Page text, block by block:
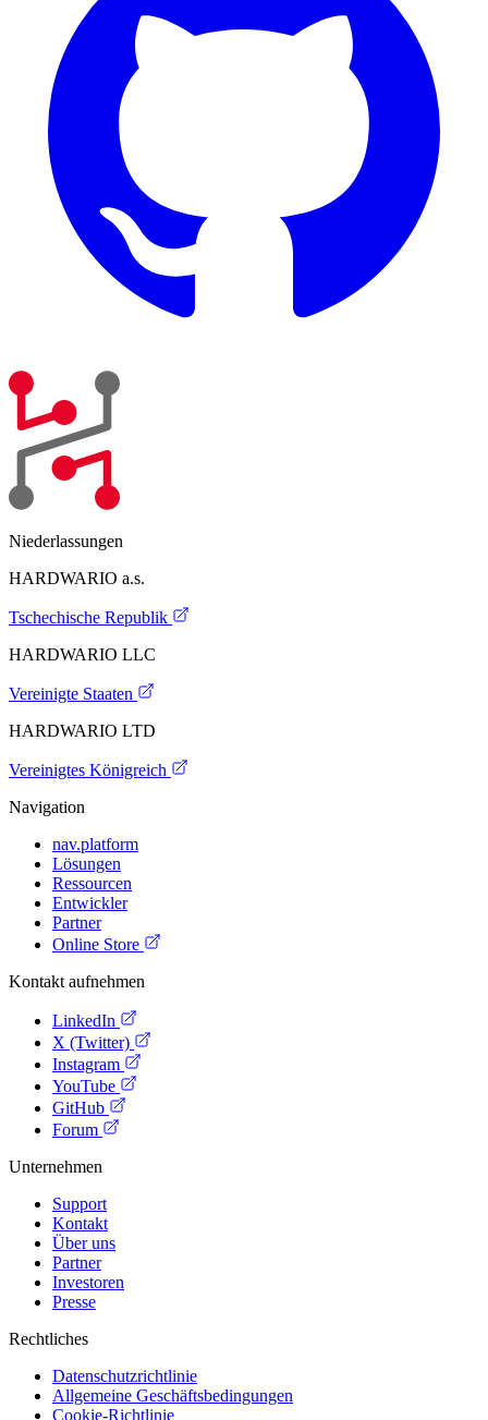
Niederlassungen
HARDWARIO a.s.
Tschechische Republik
HARDWARIO LLC
Vereinigte Staaten
HARDWARIO LTD
Vereinigtes Königreich
Navigation
nav.platform
Lösungen
Ressourcen
Entwickler
Partner
Online Store
Kontakt aufnehmen
LinkedIn
X (Twitter)
Instagram
YouTube
GitHub
Forum
Unternehmen
Support
Kontakt
Über uns
Partner
Investoren
Presse
Rechtliches
Datenschutzrichtlinie
Allgemeine Geschäftsbedingungen
Cookie-Richtlinie